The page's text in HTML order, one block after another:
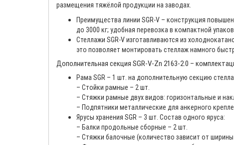
размещения тяжёлой продукции на заводах.
Преимущества линии SGR-V – конструкция
до 3000 кг; удобная перевозка в компактной
Стеллажи SGR-V изготавливаются из
это позволяет монтировать стеллаж намного
Дополнительная секция SGR-V-Zn 2163-2.0 –
Рама SGR – 1 шт. на дополнительную секцию
– Стойки рамные – 2 шт.
– Стяжки рамные двух видов: горизонтальные и
– Подпятники металлические для анкерного
Ярусы хранения SGR – 3 шт. Состав одного яруса:
– Балки продольные сборные – 2 шт.
– Стяжки балочные (количество зависит от